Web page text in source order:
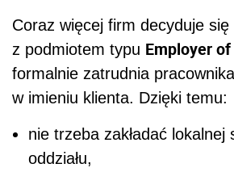
Coraz więcej firm decyduje się
z podmiotem typu Employer
formalnie zatrudnia
w imieniu klienta. Dzięki temu:
nie trzeba zakładać lokalnej
oddziału,